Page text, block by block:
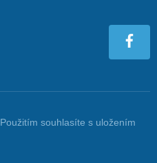
Použitím souhlasíte s uložením